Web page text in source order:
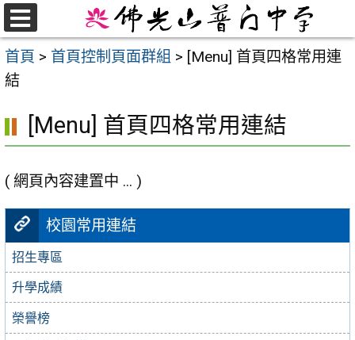
跳
至
主
要
首頁 > 首頁控制頁面群組 > [Menu] 首頁四格常用連
結
校園常用連結
招生專區
升學成績
榮譽榜
[Menu] 首頁四格常用連結
( 網頁內容建置中 ... )
選
單